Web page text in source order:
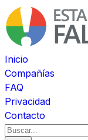
Inicio
Compañías
FAQ
Privacidad
Contacto